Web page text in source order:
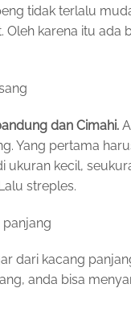
tidak terlalu
karena itu
dan Cimahi.
Yang pertama
kecil,
streples.
dari kacang
anda bisa